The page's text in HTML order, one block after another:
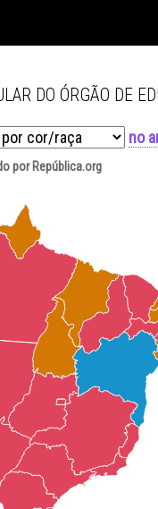
DO ÓRGÃO DE
no
por República.org